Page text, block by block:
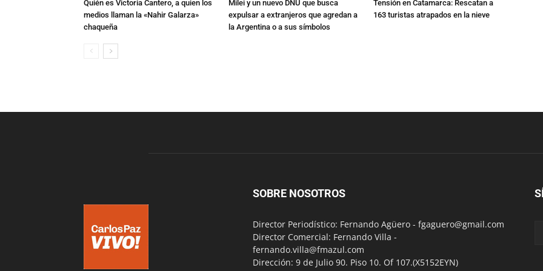
Quién es Victoria Cantero, a quien los
medios llaman la «Nahir Galarza»
chaqueña
Milei y un nuevo DNU que busca
expulsar a extranjeros que agredan a
la Argentina o a sus símbolos
Tensión en Catamarca: Rescatan a
163 turistas atrapados en la nieve
SOBRE NOSOTROS
Director Periodístico: Fernando Agüero - fgaguero@gmail.com
Director Comercial: Fernando Villa -
fernando.villa@fmazul.com
Dirección: 9 de Julio 90. Piso 10. Of 107.(X5152EYN)